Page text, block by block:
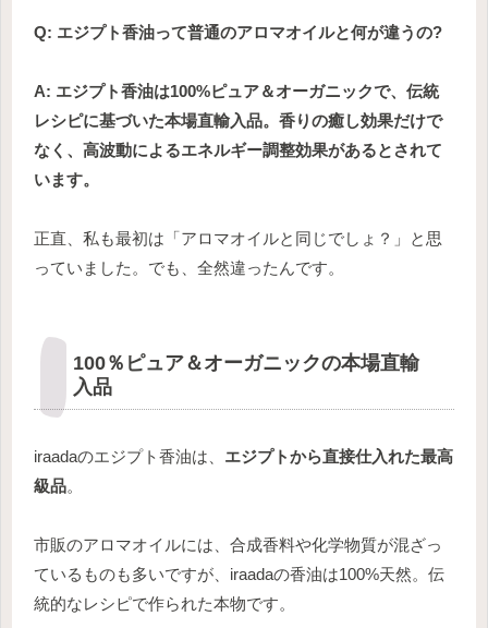
Q: エジプト香油って普通のアロマオイルと何が違うの?
A: エジプト香油は100%ピュア＆オーガニックで、伝統
レシピに基づいた本場直輸入品。香りの癒し効果だけで
なく、高波動によるエネルギー調整効果があるとされて
います。
正直、私も最初は「アロマオイルと同じでしょ？」と思
っていました。でも、全然違ったんです。
100％ピュア＆オーガニックの本場直輸
入品
iraadaのエジプト香油は、 エジプトから直接仕入れた最高
級品。
市販のアロマオイルには、合成香料や化学物質が混ざっ
ているものも多いですが、iraadaの香油は100%天然。伝
統的なレシピで作られた本物です。